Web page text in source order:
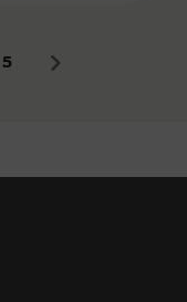
5 Nächstes